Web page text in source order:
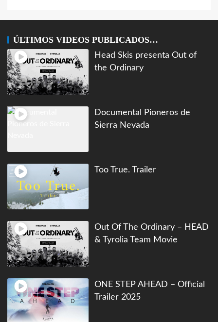
ÚLTIMOS VIDEOS PUBLICADOS…
Head Skis presenta Out of
the Ordinary
Documental Pioneros de
Sierra Nevada
Too True. Trailer
Out Of The Ordinary – HEAD
& Tyrolia Team Movie
ONE STEP AHEAD – Official
Trailer 2025